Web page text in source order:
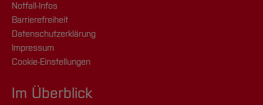
Notfall-Infos
Barrierefreiheit
Datenschutzerklärung
Impressum
Cookie-Einstellungen
Im Überblick